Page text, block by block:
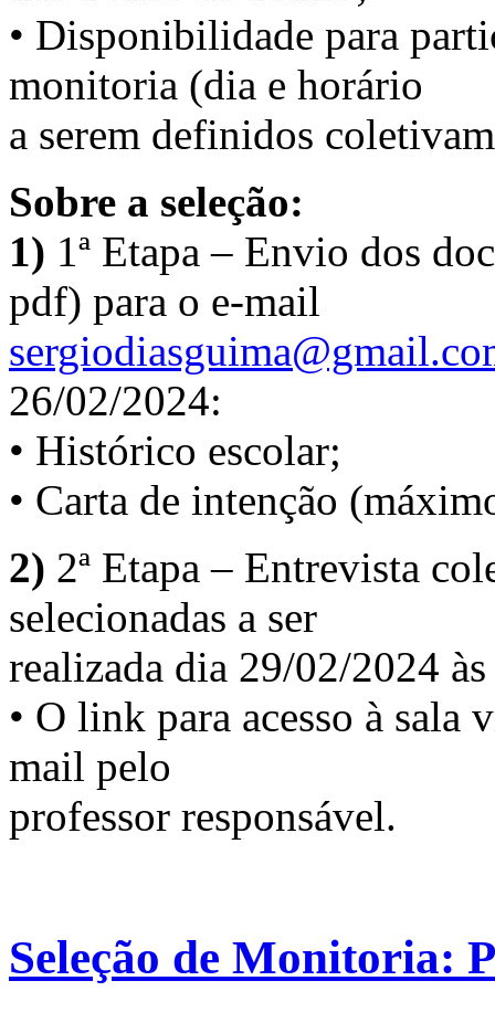
• Disponibilidade para
monitoria (dia e horário
a serem definidos
Sobre a seleção:
1) 1ª Etapa – Envio dos
pdf) para o e-mail
26/02/2024:
• Histórico escolar;
• Carta de intenção
2) 2ª Etapa – Entrevista
selecionadas a ser
realizada dia 29/02/2024
• O link para acesso à
mail pelo
professor responsável.
Seleção de Monitoria: